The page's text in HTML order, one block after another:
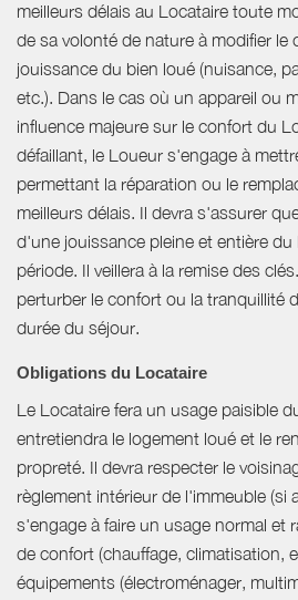
meilleurs délais au Locataire toute
de sa volonté de nature à modifier le
jouissance du bien loué (nuisance,
etc.). Dans le cas où un appareil ou
influence majeure sur le confort du
défaillant, le Loueur s'engage à
permettant la réparation ou le
meilleurs délais. Il devra s'assurer
d'une jouissance pleine et entière du
période. Il veillera à la remise des
perturber le confort ou la tranquillité
durée du séjour.
Obligations du Locataire
Le Locataire fera un usage paisible
entretiendra le logement loué et le
propreté. Il devra respecter le
règlement intérieur de l'immeuble (si
s'engage à faire un usage normal et
de confort (chauffage, climatisation,
équipements (électroménager,